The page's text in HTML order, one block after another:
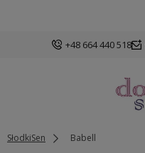
+48 664 440 518
SłodkiSen Babell